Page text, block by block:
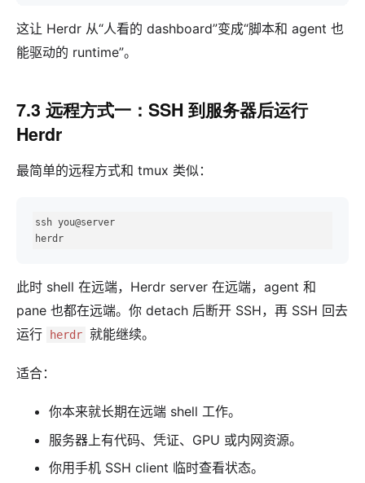
这让 Herdr 从“人看的 dashboard”变成“脚本和 agent 也
能驱动的 runtime”。
7.3 远程方式一：SSH 到服务器后运行
Herdr
最简单的远程方式和 tmux 类似：
ssh you@server
herdr
此时 shell 在远端，Herdr server 在远端，agent 和
pane 也都在远端。你 detach 后断开 SSH，再 SSH 回去
运行
herdr 就能继续。
适合：
你本来就长期在远端 shell 工作。
服务器上有代码、凭证、GPU 或内网资源。
你用手机 SSH client 临时查看状态。